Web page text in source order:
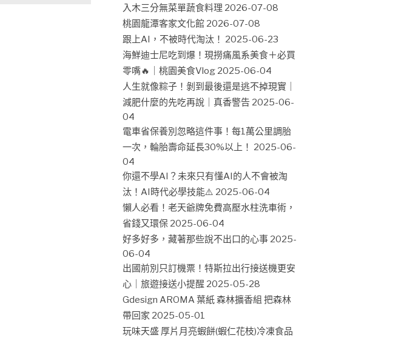
入木三分無菜單蔬食料理 2026-07-08
桃園龍潭客家文化館 2026-07-08
跟上AI，不被時代淘汰！ 2025-06-23
海鮮迪士尼吃到爆！現撈痛風系美食＋必買
零嘴🔥｜桃園美食Vlog 2025-06-04
人生就像粽子！剝到最後還是逃不掉現實｜
減肥什麼的先吃再說｜真香警告 2025-06-
04
電車省保養別忽略這件事！每1萬公里調胎
一次，輪胎壽命延長30%以上！ 2025-06-
04
你還不學AI？未來只有懂AI的人不會被淘
汰！AI時代必學技能⚠️ 2025-06-04
懶人必看！老天爺牌免費高壓水柱洗車術，
省錢又環保 2025-06-04
好多好多，藏著那些說不出口的心事 2025-
06-04
出國前別只訂機票！特斯拉出行接送機更安
心｜旅遊接送小提醒 2025-05-28
Gdesign AROMA 葉紙 森林擴香組 把森林
帶回家 2025-05-01
玩味天盛 厚片月亮蝦餅(蝦仁花枝)冷凍食品